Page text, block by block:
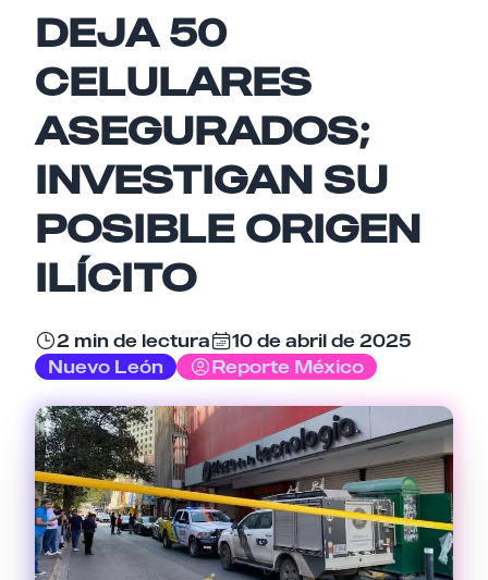
DEJA 50
CELULARES
ASEGURADOS;
INVESTIGAN SU
POSIBLE ORIGEN
ILÍCITO
2 min de lectura
10 de abril de 2025
Nuevo León
Reporte México
Nombre
Email
Tu comentario
Cancelar Enviar comentario